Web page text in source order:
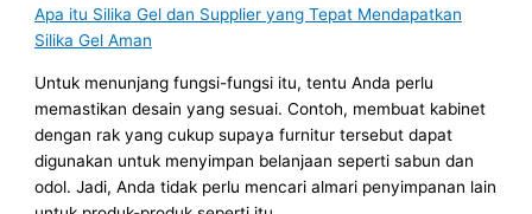
Apa itu Silika Gel dan Supplier yang Tepat Mendapatkan
Silika Gel Aman
Untuk menunjang fungsi-fungsi itu, tentu Anda perlu
memastikan desain yang sesuai. Contoh, membuat kabinet
dengan rak yang cukup supaya furnitur tersebut dapat
digunakan untuk menyimpan belanjaan seperti sabun dan
odol. Jadi, Anda tidak perlu mencari almari penyimpanan lain